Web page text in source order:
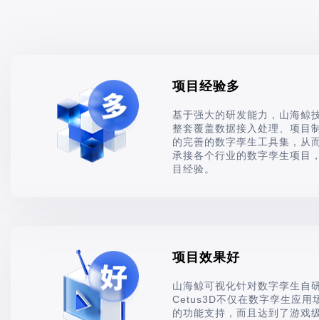
项目经验多
基于强大的研发能力，山海鲸
整套覆盖数据接入处理、项目
的完善的数字孪生工具集，从
承接各个行业的数字孪生项目
目经验。
项目效果好
山海鲸可视化针对数字孪生自
Cetus3D不仅在数字孪生应用
的功能支持，而且达到了游戏